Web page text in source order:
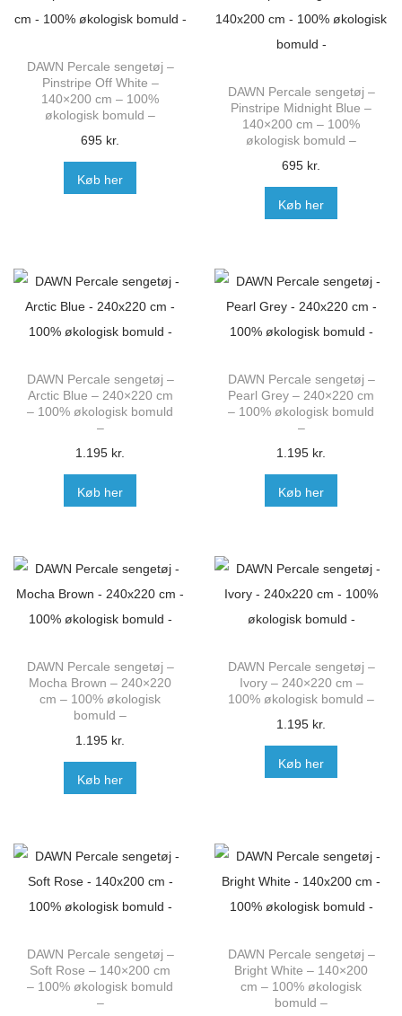
DAWN Percale sengetøj –
Pinstripe Off White –
140×200 cm – 100%
økologisk bomuld –
695 kr.
Køb her
DAWN Percale sengetøj –
Pinstripe Midnight Blue –
140×200 cm – 100%
økologisk bomuld –
695 kr.
Køb her
DAWN Percale sengetøj –
Arctic Blue – 240×220 cm
– 100% økologisk bomuld
–
1.195 kr.
Køb her
DAWN Percale sengetøj –
Pearl Grey – 240×220 cm
– 100% økologisk bomuld
–
1.195 kr.
Køb her
DAWN Percale sengetøj –
Mocha Brown – 240×220
cm – 100% økologisk
bomuld –
1.195 kr.
Køb her
DAWN Percale sengetøj –
Ivory – 240×220 cm –
100% økologisk bomuld –
1.195 kr.
Køb her
DAWN Percale sengetøj –
Soft Rose – 140×200 cm
– 100% økologisk bomuld
–
DAWN Percale sengetøj –
Bright White – 140×200
cm – 100% økologisk
bomuld –